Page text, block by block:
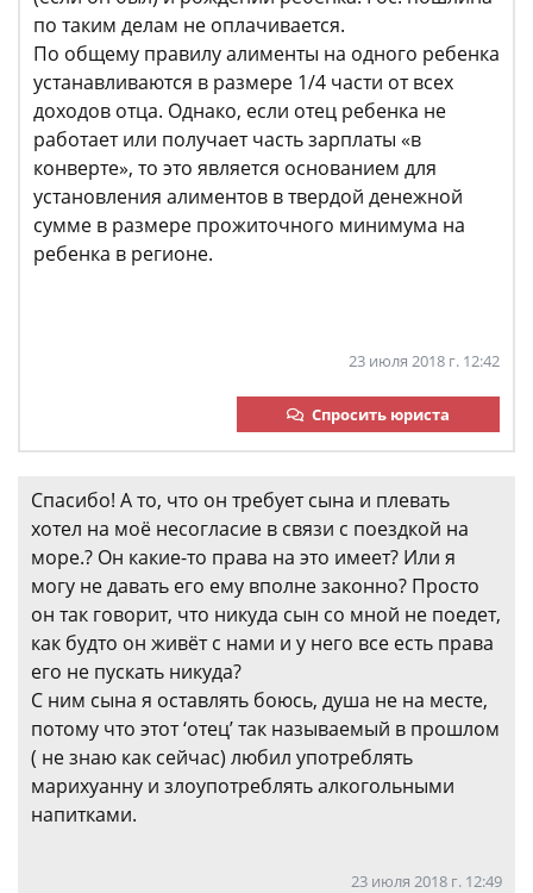
по таким делам не оплачивается.
По общему правилу алименты на одного ребенка
устанавливаются в размере 1/4 части от всех
доходов отца. Однако, если отец ребенка не
работает или получает часть зарплаты «в
конверте», то это является основанием для
установления алиментов в твердой денежной
сумме в размере прожиточного минимума на
ребенка в регионе.
23 июля 2018 г. 12:42
Спросить юриста
Спасибо! А то, что он требует сына и плевать
хотел на моё несогласие в связи с поездкой на
море.? Он какие-то права на это имеет? Или я
могу не давать его ему вполне законно? Просто
он так говорит, что никуда сын со мной не поедет,
как будто он живёт с нами и у него все есть права
его не пускать никуда?
С ним сына я оставлять боюсь, душа не на месте,
потому что этот ‘отец’ так называемый в прошлом
( не знаю как сейчас) любил употреблять
марихуанну и злоупотреблять алкогольными
напитками.
23 июля 2018 г. 12:49